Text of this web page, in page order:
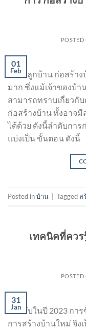
POSTED
01
Feb
การปลูกบ้าน ก่อสร้า
มาก ซึ่งแม้เจ้าของบ้า
สามารถทราบเกี่ยวกั
ก่อสร้างบ้าน ทั้งอาจมี
ได้ด้วย ดังนี้ลำดับการ
แบ่งเป็น ขั้นตอน ดังนี้
Posted inบ้าน Tagged ส
เทคนิคที่ควร
POSTED
31
Jan
สำหรับในปี 2023 กา
การสร้างบ้านใหม่ จึ